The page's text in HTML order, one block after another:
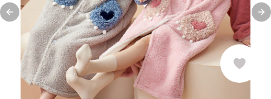
Previous slide